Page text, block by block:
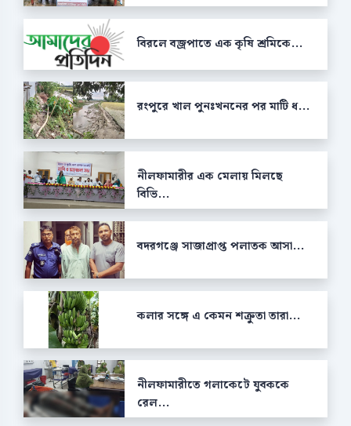
বিরলে বজ্রপাতে এক কৃষি শ্রমিকে...
রংপুরে খাল পুনঃখননের পর মাটি ধ...
নীলফামারীর এক মেলায় মিলছে
বিভি...
বদরগঞ্জে সাজাপ্রাপ্ত পলাতক আসা...
কলার সঙ্গে এ কেমন শক্রুতা তারা...
নীলফামারীতে গলাকেটে যুবককে
রেল...